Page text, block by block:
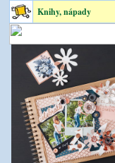
Knihy, nápady